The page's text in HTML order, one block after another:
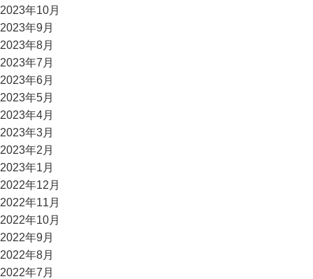
2023年10月
2023年9月
2023年8月
2023年7月
2023年6月
2023年5月
2023年4月
2023年3月
2023年2月
2023年1月
2022年12月
2022年11月
2022年10月
2022年9月
2022年8月
2022年7月